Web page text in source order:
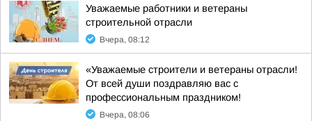
Уважаемые работники и ветераны
строительной отрасли
Вчера, 08:12
«Уважаемые строители и ветераны отрасли!
От всей души поздравляю вас с
профессиональным праздником!
Вчера, 08:06